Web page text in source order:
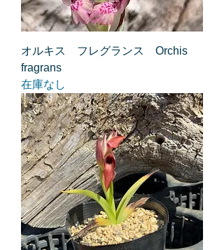
オルキス フレグランス Orchis
fragrans
在庫なし